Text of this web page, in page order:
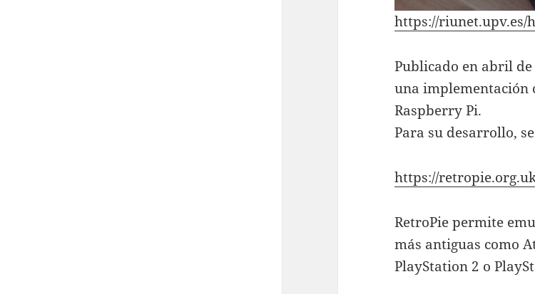
https://riunet.upv.es/
Publicado en abril
una implementación
Raspberry Pi.
Para su desarrollo,
https://
RetroPie permite
más antiguas como
PlayStation 2 o